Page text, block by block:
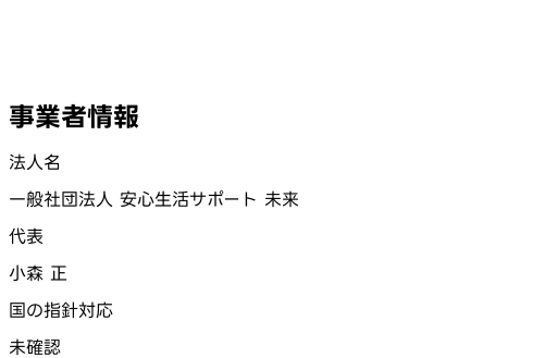
事業者情報
法人名
一般社団法人 安心生活サポート 未来
代表
小森 正
国の指針対応
未確認